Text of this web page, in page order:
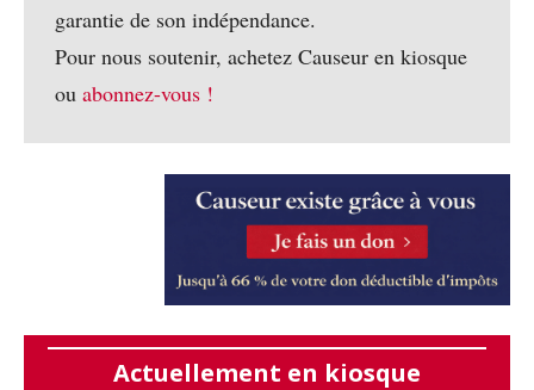
garantie de son indépendance.
Pour nous soutenir, achetez Causeur en kiosque
ou abonnez-vous !
Actuellement en kiosque